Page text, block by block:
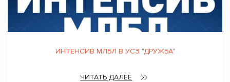
ИНТЕНСИВ МЛБЛ В УСЗ "ДРУЖБА"
ЧИТАТЬ ДАЛЕЕ